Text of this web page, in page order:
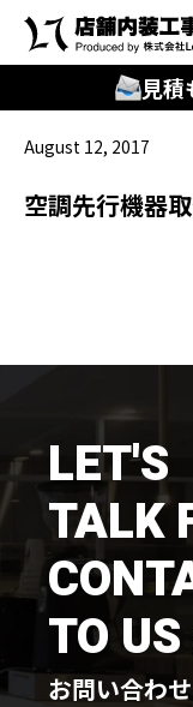
見
🔍
キーワード
知る
はじめての方
店舗内装
施工まで
コラムを読
お客様のこ
August 12, 2017
空調先行機器
LET'S
TALK
TO
お問い合わ